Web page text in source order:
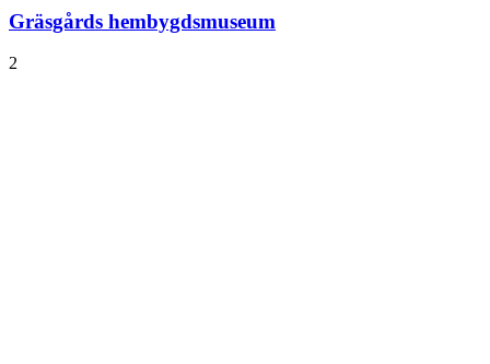
Gräsgårds hembygds­museum
2